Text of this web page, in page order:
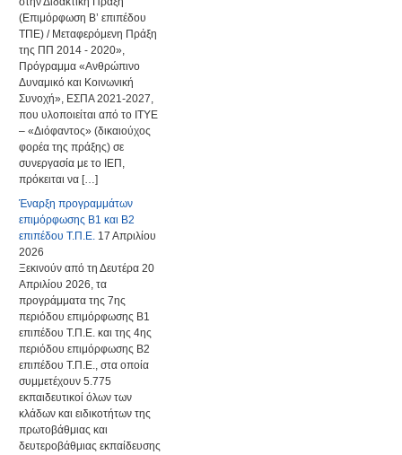
(Επιμόρφωση Β’ επιπέδου
ΤΠΕ) / Μεταφερόμενη Πράξη
της ΠΠ 2014 - 2020»,
Πρόγραμμα «Ανθρώπινο
Δυναμικό και Κοινωνική
Συνοχή», ΕΣΠΑ 2021-2027,
που υλοποιείται από το ΙΤΥΕ
– «Διόφαντος» (δικαιούχος
φορέα της πράξης) σε
συνεργασία με το ΙΕΠ,
πρόκειται να […]
Έναρξη προγραμμάτων
επιμόρφωσης Β1 και Β2
επιπέδου Τ.Π.Ε. 17 Απριλίου
2026
Ξεκινούν από τη Δευτέρα 20
Απριλίου 2026, τα
προγράμματα της 7ης
περιόδου επιμόρφωσης Β1
επιπέδου Τ.Π.Ε. και της 4ης
περιόδου επιμόρφωσης Β2
επιπέδου Τ.Π.Ε., στα οποία
συμμετέχουν 5.775
εκπαιδευτικοί όλων των
κλάδων και ειδικοτήτων της
πρωτοβάθμιας και
δευτεροβάθμιας εκπαίδευσης